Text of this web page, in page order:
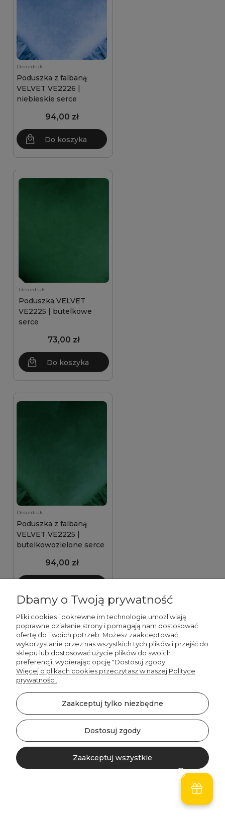
Decordruk
Poduszka z falbaną
VELVET VE2226 |
niebieskie serce
94,00 zł
Do koszyka
Decordruk
Poduszka VELVET
VE2225 | butelkowe
serce
73,00 zł
Do koszyka
Decordruk
Poduszka z falbaną
VELVET VE2225 |
butelkowozielone serce
94,00 zł
Poduszka z falbaną
VELVET VE2224 |
szaroniebieskie serce
Koszyk
Dbamy o Twoją prywatność
Pliki cookies i pokrewne im technologie umożliwiają
poprawne działanie strony i pomagają nam dostosować
ofertę do Twoich potrzeb. Możesz zaakceptować
wykorzystanie przez nas wszystkich tych plików i przejść do
sklepu lub dostosować użycie plików do swoich
preferencji, wybierając opcję "Dostosuj zgody".
Więcej o plikach cookies przeczytasz w naszej Polityce
prywatności.
Zaakceptuj tylko niezbędne
Dostosuj zgody
Zaakceptuj wszystkie